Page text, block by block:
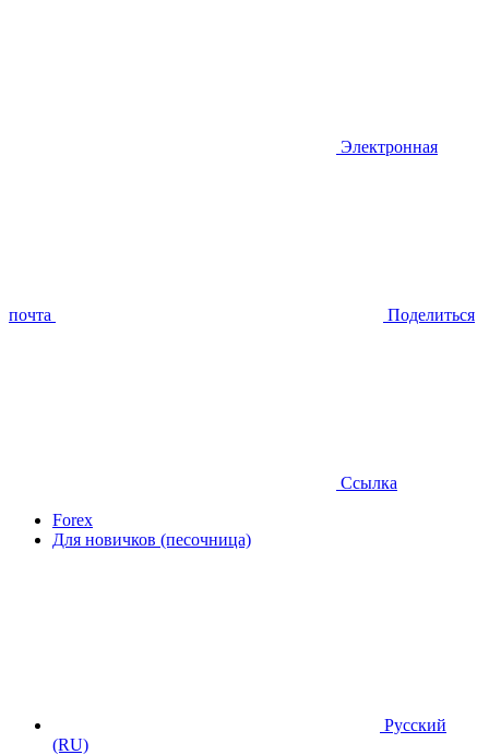
Электронная
почта Поделиться
Ссылка
Forex
Для новичков (песочница)
Русский
(RU)